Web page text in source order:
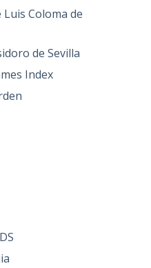
Coloma de
de Sevilla
Index